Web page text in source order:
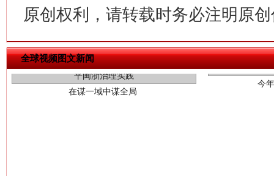
原创权利，请转载时务必注明原
全球视频图文新闻
在谋一域中谋全局
今